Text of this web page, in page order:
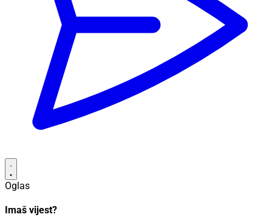
Oglas
Imaš vijest?